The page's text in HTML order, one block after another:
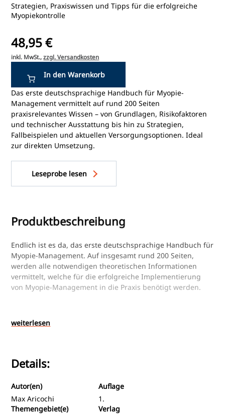
Strategien, Praxiswissen und Tipps für die erfolgreiche
Myopiekontrolle
48,95 €
inkl. MwSt.,zzgl. Versandkosten
Das erste deutschsprachige Handbuch für Myopie-
Management vermittelt auf rund 200 Seiten
praxisrelevantes Wissen – von Grundlagen, Risikofaktoren
und technischer Ausstattung bis hin zu Strategien,
Fallbeispielen und aktuellen Versorgungsoptionen. Ideal
zur direkten Umsetzung.
Leseprobe lesen
Produktbeschreibung
Endlich ist es da, das erste deutschsprachige Handbuch für
Myopie-Management. Auf insgesamt rund 200 Seiten,
werden alle notwendigen theoretischen Informationen
vermittelt, welche für die erfolgreiche Implementierung
von Myopie-Management in die Praxis benötigt werden.
den theoretischen Grundlagen-Kenntnissen von Myopie-
Entwicklung, Risikofaktoren und pathologischen Risiken, da
Kapitel zwei behandelt die Grundausstattung, welche für
erfolgreiches Myopie-Management benötigt wird. Hier
wurde neben den derzeit erhältlichen Biometer-
Kombinationsgeräten, ein besonderer Fokus auf die Tools
für Binokular-Sehscreening gelegt.
weiterlesen
Details:
Autor(en)
Max Aricochi
Auflage
1.
Themengebiet(e)
Verlag